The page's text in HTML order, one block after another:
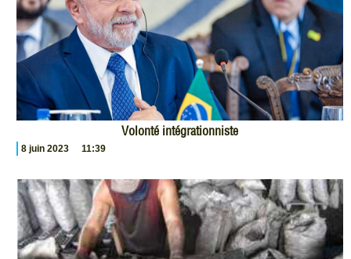
Volonté intégrationniste
8 juin 2023 11:39